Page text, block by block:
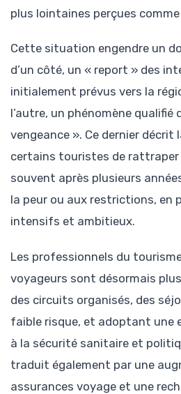
plus lointaines perçues
Cette situation engendre un
d’un côté, un « report » des
initialement prévus vers la
l’autre, un phénomène qualifié
vengeance ». Ce dernier décrit
certains touristes de rattraper
souvent après plusieurs
la peur ou aux restrictions, en
intensifs et ambitieux.
Les professionnels du
voyageurs sont désormais
des circuits organisés, des
faible risque, et adoptant une
à la sécurité sanitaire et
traduit également par une
assurances voyage et une